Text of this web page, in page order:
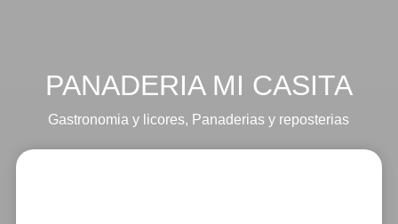
PANADERIA MI CASITA
Gastronomia y licores, Panaderias y reposterias